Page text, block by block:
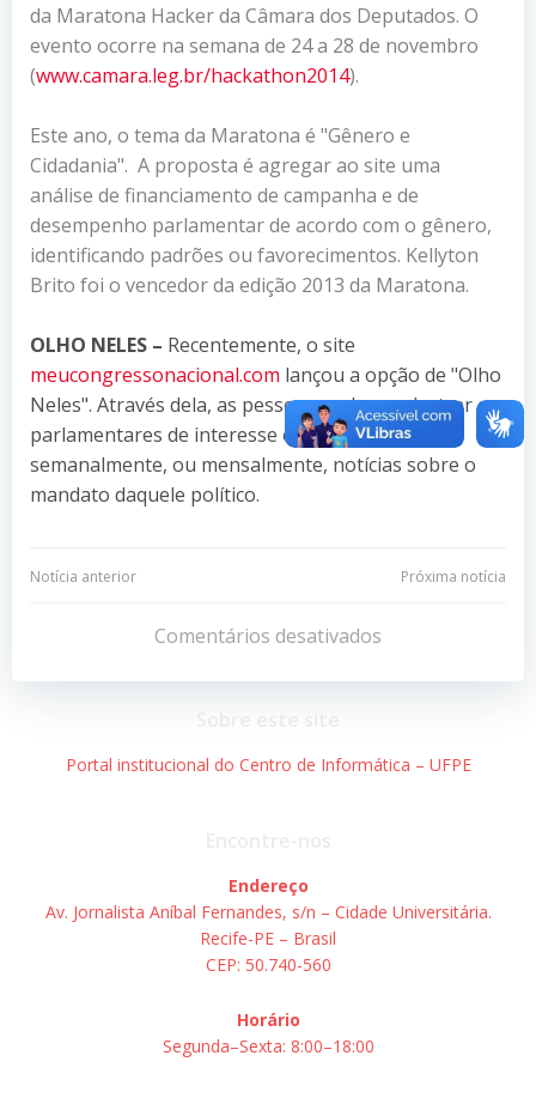
da Maratona Hacker da Câmara dos Deputados. O
evento ocorre na semana de 24 a 28 de novembro
(www.camara.leg.br/hackathon2014).
Este ano, o tema da Maratona é "Gênero e
Cidadania". A proposta é agregar ao site uma
análise de financiamento de campanha e de
desempenho parlamentar de acordo com o gênero,
identificando padrões ou favorecimentos. Kellyton
Brito foi o vencedor da edição 2013 da Maratona.
OLHO NELES – Recentemente, o site
meucongressonacional.com lançou a opção de "Olho
Neles". Através dela, as pessoas podem cadastrar os
parlamentares de interesse e receber
semanalmente, ou mensalmente, notícias sobre o
mandato daquele político.
Navegação
Post
Notícia anterior
Navegação
de
Post
Próxima notícia
Comentários desativados
Portal institucional do Centro de Informática – UFPE
Endereço
Av. Jornalista Aníbal Fernandes, s/n – Cidade Universitária.
Recife-PE – Brasil
CEP: 50.740-560
Horário
Segunda–Sexta: 8:00–18:00